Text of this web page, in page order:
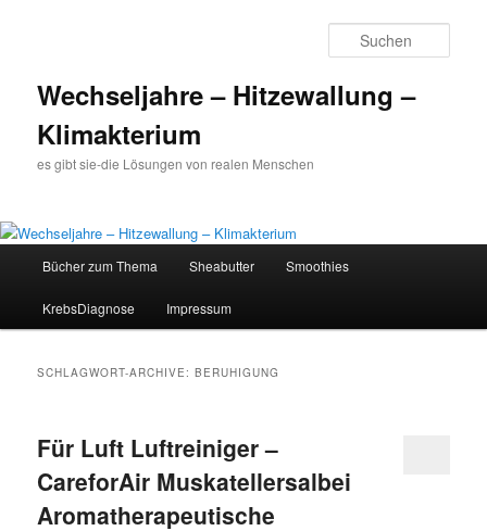
Wechseljahre – Hitzewallung –
Klimakterium
es gibt sie-die Lösungen von realen Menschen
Zum
Inhalt
Zum
sekundären
Bücher zum Thema Sheabutter Smoothies
KrebsDiagnose Impressum
SCHLAGWORT-ARCHIVE:BERUHIGUNG
Für Luft Luftreiniger –
CareforAir Muskatellersalbei
Aromatherapeutische